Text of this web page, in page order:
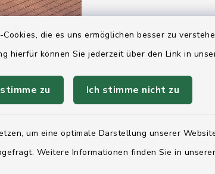
die es uns ermöglichen besser zu
hierfür können Sie jederzeit über den Link in
zu Ich stimme nicht zu
um eine optimale Darstellung unserer
Weitere Informationen finden Sie in
Quicklinks
Ihre
Landesregierung